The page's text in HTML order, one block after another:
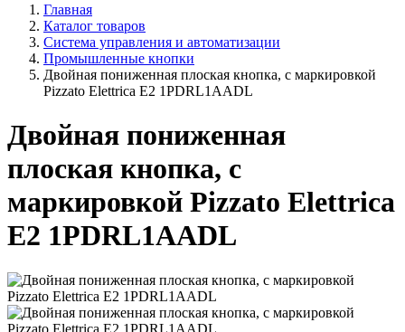
Главная
Каталог товаров
Система управления и автоматизации
Промышленные кнопки
Двойная пониженная плоская кнопка, c маркировкой
Pizzato Elettrica E2 1PDRL1AADL
Двойная пониженная
плоская кнопка, c
маркировкой Pizzato Elettrica
E2 1PDRL1AADL